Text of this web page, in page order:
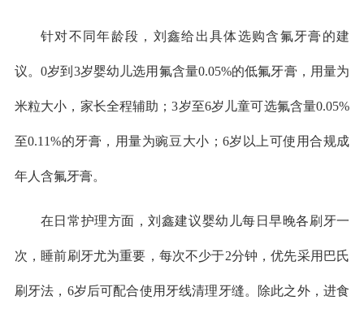
针对不同年龄段，刘鑫给出具体选购含氟牙膏的建
议。0岁到3岁婴幼儿选用氟含量0.05%的低氟牙膏，用量为
米粒大小，家长全程辅助；3岁至6岁儿童可选氟含量0.05%
至0.11%的牙膏，用量为豌豆大小；6岁以上可使用合规成
年人含氟牙膏。
在日常护理方面，刘鑫建议婴幼儿每日早晚各刷牙一
次，睡前刷牙尤为重要，每次不少于2分钟，优先采用巴氏
刷牙法，6岁后可配合使用牙线清理牙缝。除此之外，进食